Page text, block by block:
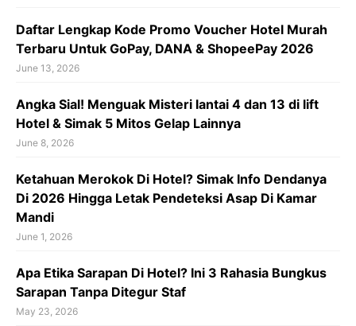
Daftar Lengkap Kode Promo Voucher Hotel Murah
Terbaru Untuk GoPay, DANA & ShopeePay 2026
June 13, 2026
Angka Sial! Menguak Misteri lantai 4 dan 13 di lift
Hotel & Simak 5 Mitos Gelap Lainnya
June 8, 2026
Ketahuan Merokok Di Hotel? Simak Info Dendanya
Di 2026 Hingga Letak Pendeteksi Asap Di Kamar
Mandi
June 1, 2026
Apa Etika Sarapan Di Hotel? Ini 3 Rahasia Bungkus
Sarapan Tanpa Ditegur Staf
May 23, 2026